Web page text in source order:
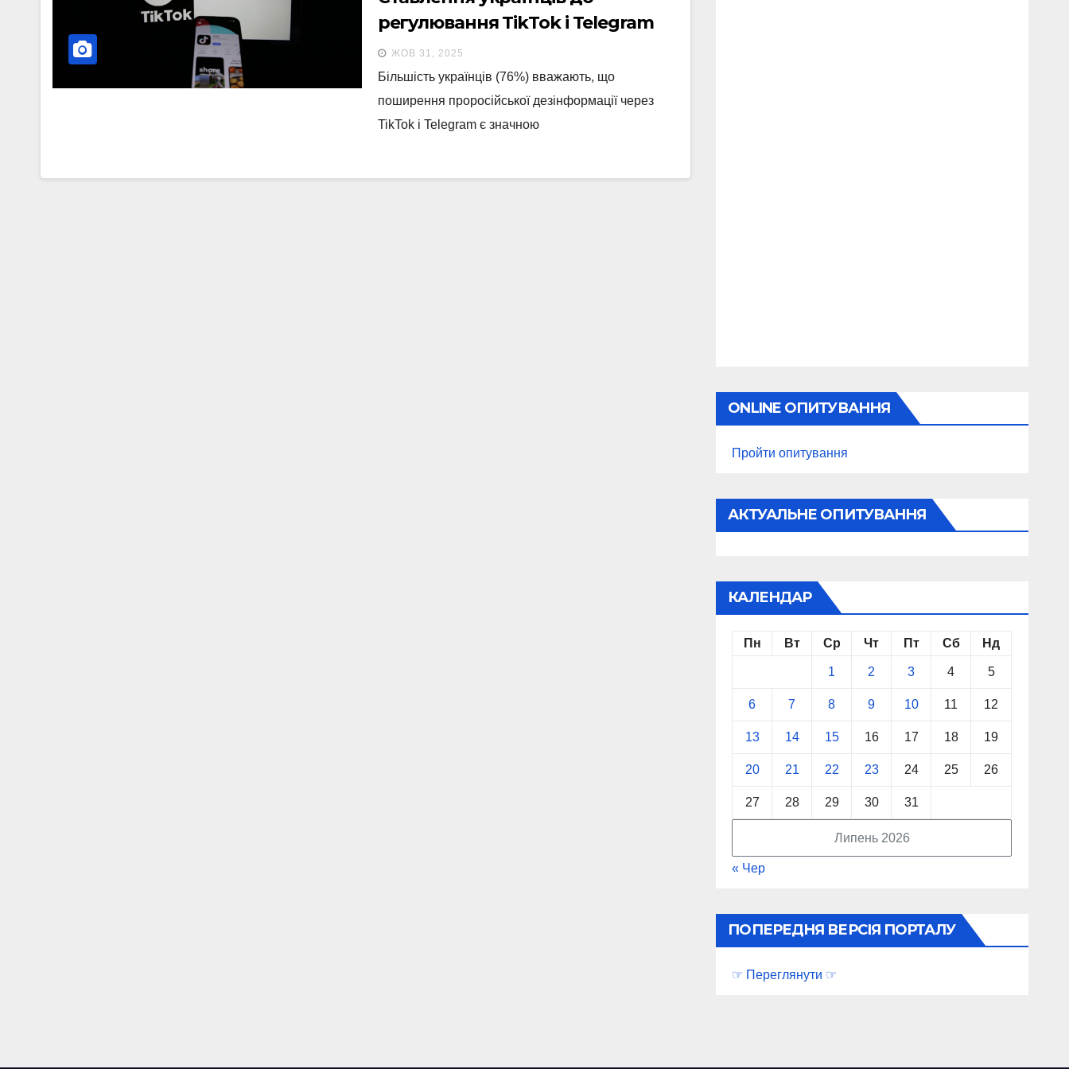
регулювання TikTok і Telegram
ЖОВ 31, 2025
Більшість українців (76%) вважають, що
поширення проросійської дезінформації через
TikTok і Telegram є значною
ONLINE ОПИТУВАННЯ
Пройти опитування
АКТУАЛЬНЕ ОПИТУВАННЯ
КАЛЕНДАР
Липень 2026
Пн Вт Ср Чт Пт Сб Нд
1 2 3 4 5
6 7 8 9 10 11 12
13 14 15 16 17 18 19
20 21 22 23 24 25 26
27 28 29 30 31
« Чер
ПОПЕРЕДНЯ ВЕРСІЯ ПОРТАЛУ
☞ Переглянути ☞